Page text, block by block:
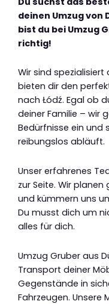
deinen Umzug von
bist du bei Umzug
richtig!
Wir sind
bieten dir den
nach Łódź. Egal ob
deiner Familie – wir
Bedürfnisse ein und
reibungslos abläuft.
Unser erfahrenes
zur Seite. Wir
und kümmern uns
Du musst dich um
alles für dich.
Umzug Gruber aus
Transport deiner
Gegenstände in
Fahrzeugen.